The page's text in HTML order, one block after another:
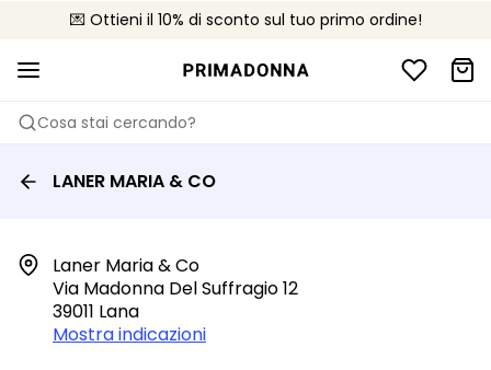
💌 Ottieni il 10% di sconto sul tuo primo ordine!
🚚 Consegna gratuita sopra i €75
📦 Resi gratuiti
Cosa stai cercando?
LANER MARIA & CO
Laner Maria & Co
Via Madonna Del Suffragio 12
39011 Lana
Mostra indicazioni